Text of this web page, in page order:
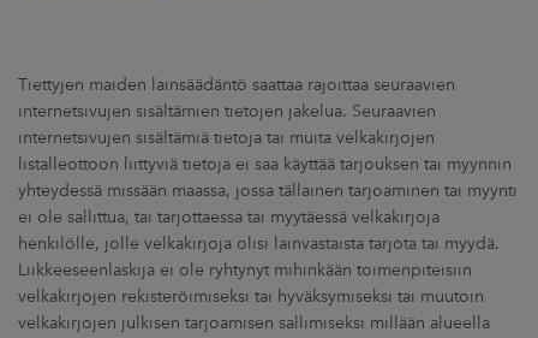
UUTISHUONE
Tiettyjen maiden lainsäädäntö saattaa rajoittaa seuraavien
internetsivujen sisältämien tietojen jakelua. Seuraavien
internetsivujen sisältämiä tietoja tai muita velkakirjojen
listalleottoon liittyviä tietoja ei saa käyttää tarjouksen tai myynnin
yhteydessä missään maassa, jossa tällainen tarjoaminen tai myynti
ei ole sallittua, tai tarjottaessa tai myytäessä velkakirjoja
henkilölle, jolle velkakirjoja olisi lainvastaista tarjota tai myydä.
Liikkeeseenlaskija ei ole ryhtynyt mihinkään toimenpiteisiin
velkakirjojen rekisteröimiseksi tai hyväksymiseksi tai muutoin
velkakirjojen julkisen tarjoamisen sallimiseksi millään alueella